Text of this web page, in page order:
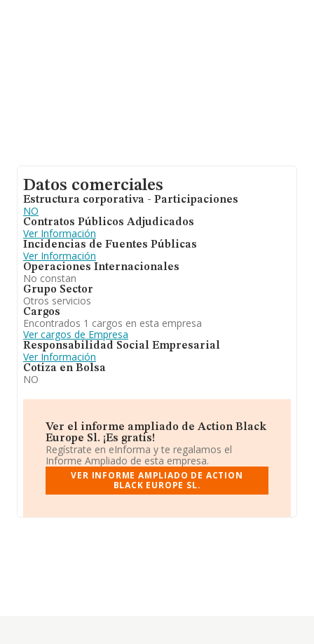
Datos comerciales
Estructura corporativa - Participaciones
NO
Contratos Públicos Adjudicados
Ver Información
Incidencias de Fuentes Públicas
Ver Información
Operaciones Internacionales
No constan
Grupo Sector
Otros servicios
Cargos
Encontrados 1 cargos en esta empresa
Ver cargos de Empresa
Responsabilidad Social Empresarial
Ver Información
Cotiza en Bolsa
NO
Ver el informe ampliado de Action Black
Europe Sl. ¡Es gratis!
Regístrate en eInforma y te regalamos el
Informe Ampliado de esta empresa.
VER INFORME AMPLIADO DE ACTION
BLACK EUROPE SL.